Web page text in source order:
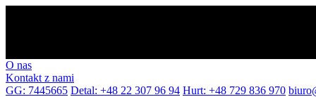
O nas
Kontakt z nami
GG: 7445665 Detal: +48 22 307 96 94 Hurt: +48 729 836 970